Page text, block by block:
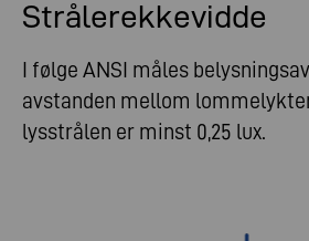
Strålerekkevidde
I følge ANSI måles
avstanden mellom
lysstrålen er minst 0,25 lux.